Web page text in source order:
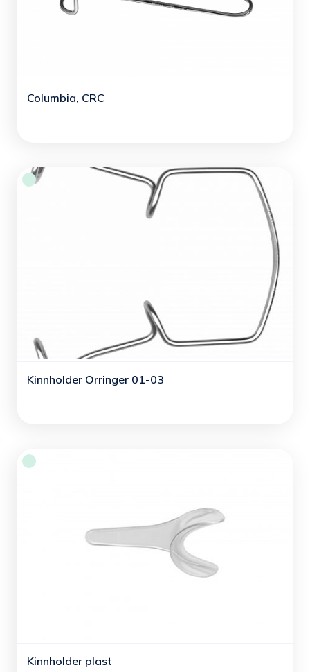
Columbia, CRC
Kinnholder Orringer 01-03
Kinnholder plast